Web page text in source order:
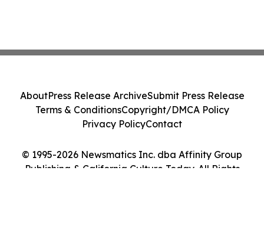
© 1995-2026 Newsmatics Inc. dba Affinity Group
Publishing & California Culture Today. All Rights
AboutPress Release ArchiveSubmit Press Release
Terms & ConditionsCopyright/DMCA Policy
Privacy PolicyContact